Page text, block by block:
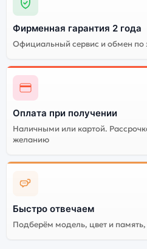
Фирменная гарантия 2 года
Официальный сервис и обмен по
Оплата при получении
Наличными или картой.
желанию
Быстро отвечаем
Подберём модель, цвет и